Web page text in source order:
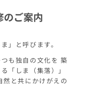
のご案内
」と呼びます。
も独自の文化を 築
「しま（集落）」
然と共にかけがえの